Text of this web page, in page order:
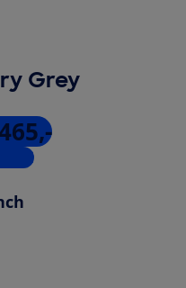
Grey